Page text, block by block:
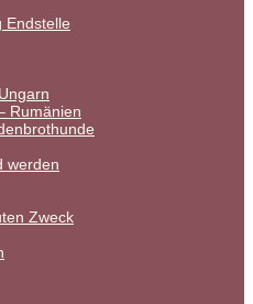
Endstelle
Rumänien
werden
Zweck